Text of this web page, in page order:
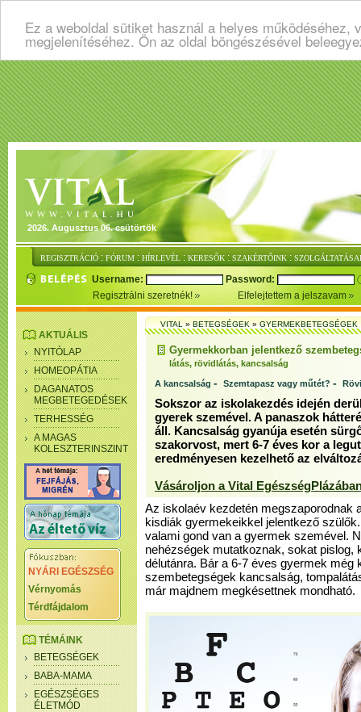
Ez a weboldal sütiket használ a helyes
megjelenítéséhez. Ön az oldal böngészésével
2026. Augusztus 06. csütörtök
REGISZTRÁCIÓ : FÓRUM : HÍRLEVÉL : KERESŐK : SZAKÉRTŐINK :
Username:
Password:
Regisztrálni szeretnék!
Elfelejtettem a jelszavam
AKTUÁLIS
NYITÓLAP
HOMEOPÁTIA
DAGANATOS
MEGBETEGEDÉSEK
TERHESSÉG
A MAGAS
KOLESZTERINSZINT
NYÁRI EGÉSZSÉG
Vérnyomás
Térdfájdalom
TÉMÁINK
BETEGSÉGEK
BABA-MAMA
EGÉSZSÉGES
ÉLETMÓD
VITAL»BETEGSÉGEK»GYERMEKBETEGSÉGEK
Gyermekkorban jelentkező
látás, rövidlátás, kancsalság
A kancsalság - Szemtapasz vagy műtét? -
Sokszor az iskolakezdés idején
gyerek szemével. A panaszok
áll. Kancsalság gyanúja esetén
szakorvost, mert 6-7 éves kor a
eredményesen kezelhető az
Vásároljon a Vital
Az iskolaév kezdetén megszaporodnak
kisdiák gyermekeikkel jelentkező
valami gond van a gyermek szemével.
nehézségek mutatkoznak, sokat pislog,
délutánra. Bár a 6-7 éves gyermek még
szembetegségek kancsalság,
már majdnem megkésettnek mondható.